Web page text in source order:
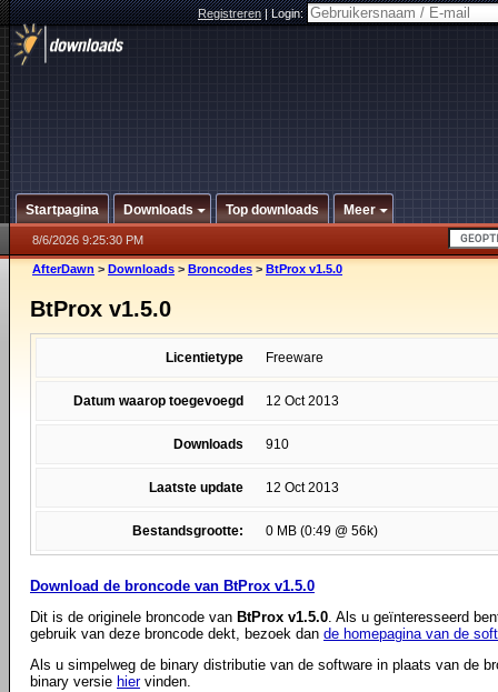
Registreren|Login:
Startpagina Downloads Top downloads Meer
8/6/2026 9:25:30 PM
AfterDawn > Downloads > Broncodes > BtProx v1.5.0
BtProx v1.5.0
Licentietype Freeware
Datum waarop toegevoegd 12 Oct 2013
Downloads 910
Laatste update 12 Oct 2013
Bestandsgrootte: 0 MB (0:49 @ 56k)
Download de broncode van BtProx v1.5.0
Dit is de originele broncode van BtProx v1.5.0. Als u geïnteresseerd
gebruik van deze broncode dekt, bezoek dan de homepagina van de
Als u simpelweg de binary distributie van de software in plaats van de
binary versie hiervinden.